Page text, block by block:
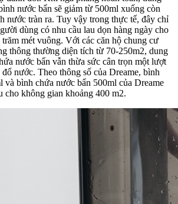
nước bẩn sẽ giảm từ 500ml xuống còn
nước tràn ra. Tuy vậy trong thực tế, đây chỉ
dùng có nhu cầu lau dọn hàng ngày cho
mét vuông. Với các căn hộ chung cư
thông thường diện tích từ 70-250m2, dung
nước bẩn vẫn thừa sức cân trọn một lượt
nước. Theo thông số của Dreame, bình
và bình chứa nước bẩn 500ml của Dreame
cho không gian khoảng 400 m2.